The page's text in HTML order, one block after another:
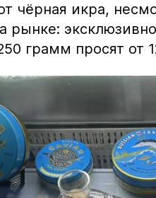
чёрная икра,
рынке:
грамм просят от